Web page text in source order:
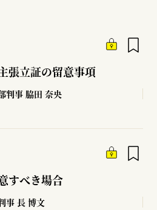
張立証の留意事項
判事 脇田 奈央
すべき場合
事 長 博文